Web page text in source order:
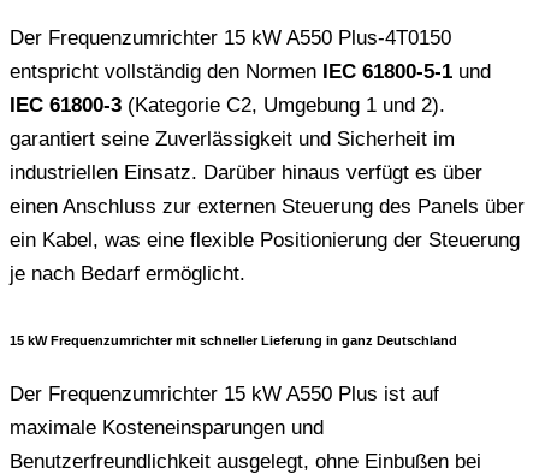
Der Frequenzumrichter 15 kW A550 Plus-4T0150
entspricht vollständig den Normen IEC 61800-5-1 und
IEC 61800-3 (Kategorie C2, Umgebung 1 und 2).
garantiert seine Zuverlässigkeit und Sicherheit im
industriellen Einsatz. Darüber hinaus verfügt es über
einen Anschluss zur externen Steuerung des Panels über
ein Kabel, was eine flexible Positionierung der Steuerung
je nach Bedarf ermöglicht.
15 kW Frequenzumrichter mit schneller Lieferung in ganz Deutschland
Der Frequenzumrichter 15 kW A550 Plus ist auf
maximale Kosteneinsparungen und
Benutzerfreundlichkeit ausgelegt, ohne Einbußen bei